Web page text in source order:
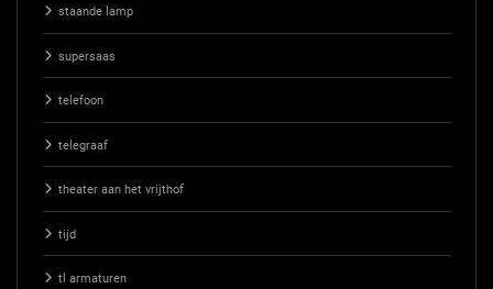
staande lamp
supersaas
telefoon
telegraaf
theater aan het vrijthof
tijd
tl armaturen